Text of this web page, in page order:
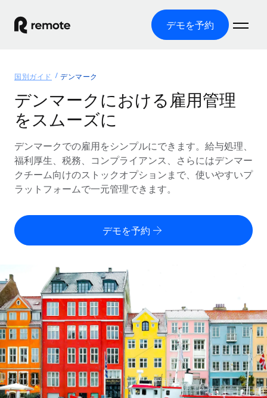
デモを予約
グローバル雇用
グローバル給与処理
コンプライアンス対応の給与処理を手軽に
Employer of Record（EOR）
グローバル展開をコストをかけずに実現
Contractor of Record
世界中の契約社員と法令を遵守して契約
世界中の契約社員をオンボーディングし、管理
PEO
複雑な雇用関連業務を外部委託
インフラ
Remote統合
人事機能をワークフローにシームレスに統合する
ソリューション
各国の制度に対応
国別ガイド
/国別のグローバル雇用支援を検索する
Remoteを他社と比較
成長の段階
スタートアップ
成長中の企業向けのアジャイルなグローバルHR・給与処理ソ
リューション
ミッドマーケット
カスタマイズされた人事ソリューションでチームを拡大する
リソース
ツールと計算ツール
従業員コスト計算ツール
契約社員の報酬計算ツール
グローバルな契約社員向けに、通貨オプションと支払スピー
ドを確認する
REMOTEで学習
リサーチおよびガイド
活用事例
価格
Nederlands
Français
Deutsch
Español
ログイン
国別ガイド デンマーク
デンマークにおける雇用管理
をスムーズに
デンマークでの雇用をシンプルにできます。給与処理、
福利厚生、税務、コンプライアンス、さらにはデンマー
クチーム向けのストックオプションまで、使いやすいプ
ラットフォームで一元管理できます。
デモを予約